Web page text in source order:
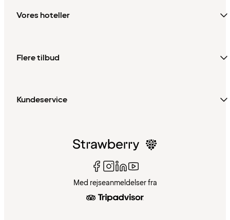
Vores hoteller
Flere tilbud
Kundeservice
Med rejseanmeldelser fra